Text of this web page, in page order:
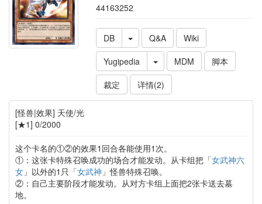
44163252
DB Q&A
Wiki
Yugipedia
MDM
脚本
裁定
详情(2)
[怪兽|效果] 天使/光
[★1] 0/2000
这个卡名的①②的效果1回合各能使用1次。
①：这张卡特殊召唤成功的场合才能发动。从卡组把「女武神六
女」以外的1只「女武神 」怪兽特殊召唤。
②：自己主要阶段才能发动。从对方卡组上面把2张卡送去墓
地。